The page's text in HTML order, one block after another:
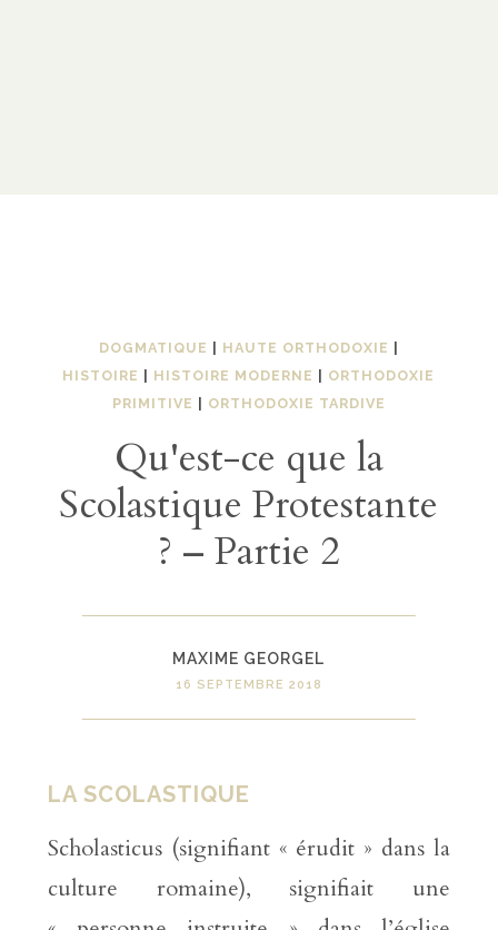
DOGMATIQUE HAUTE ORTHODOXIE
HISTOIRE
HISTOIRE MODERNE
ORTHODOXIE
PRIMITIVE
ORTHODOXIE TARDIVE
Qu'est-ce que la
Scolastique Protestante
? – Partie 2
MAXIME GEORGEL
16 SEPTEMBRE 2018
LA SCOLASTIQUE
Scholasticus (signifiant « érudit » dans la
culture romaine), signifiait une